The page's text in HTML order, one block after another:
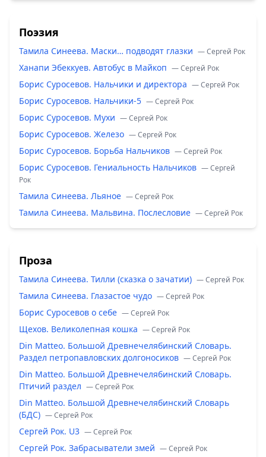
Поэзия
Тамила Синеева. Маски… подводят глазки — Сергей Рок
Ханапи Эбеккуев. Автобус в Майкоп — Сергей Рок
Борис Суросевов. Нальчики и директора — Сергей Рок
Борис Суросевов. Нальчики-5 — Сергей Рок
Борис Суросевов. Мухи — Сергей Рок
Борис Суросевов. Железо — Сергей Рок
Борис Суросевов. Борьба Нальчиков — Сергей Рок
Борис Суросевов. Гениальность Нальчиков — Сергей
Рок
Тамила Синеева. Льяное — Сергей Рок
Тамила Синеева. Мальвина. Послесловие — Сергей Рок
Проза
Тамила Синеева. Тилли (сказка о зачатии) — Сергей Рок
Тамила Синеева. Глазастое чудо — Сергей Рок
Борис Суросевов о себе — Сергей Рок
Щехов. Великолепная кошка — Сергей Рок
Din Matteo. Большой Древнечелябинский Словарь.
Раздел петропавловских долгоносиков — Сергей Рок
Din Matteo. Большой Древнечелябинский Словарь.
Птичий раздел — Сергей Рок
Din Matteo. Большой Древнечелябинский Словарь
(БДС) — Сергей Рок
Сергей Рок. U3 — Сергей Рок
Сергей Рок. Забрасыватели змей — Сергей Рок